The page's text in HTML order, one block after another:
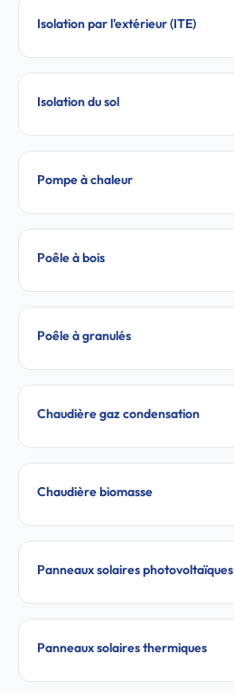
Isolation par l'extérieur (ITE)
Isolation du sol
Pompe à chaleur
Poêle à bois
Poêle à granulés
Chaudière gaz condensation
Chaudière biomasse
Panneaux solaires photovoltaïques
Panneaux solaires thermiques